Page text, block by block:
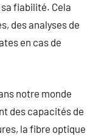
fiabilité. Cela
des analyses de
en cas de
notre monde
des capacités de
la fibre optique